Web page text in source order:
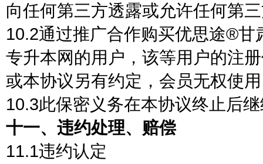
向任何第三方透露或允许任何第
10.2通过推广合作购买优思途®
专升本网的用户，该等用户的注
或本协议另有约定，会员无权使
10.3此保密义务在本协议终止后
十一、违约处理、赔偿
11.1违约认定